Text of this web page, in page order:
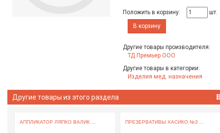
Положить в корзину:
шт.
В корзину
Другие товары производителя:
ТД Премьер ООО
Другие товары в категории:
Изделия мед. назначения
Другие товары из этого раздела
АППЛИКАТОР ЛЯПКО ВАЛИК ... ПРЕЗЕРВАТИВЫ ХАСИКО №3 ...